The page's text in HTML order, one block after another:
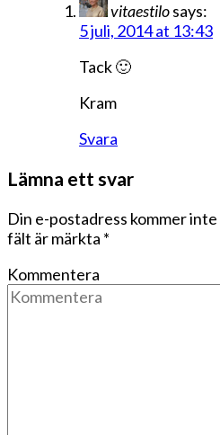
vitaestilosays:
5 juli, 2014 at 13:43
Tack 🙂
Kram
Svara
Lämna ett svar
Din e-postadress kommer
fält är märkta *
Kommentera